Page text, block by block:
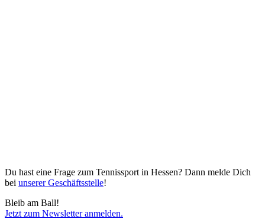
Du hast eine Frage zum Tennissport in Hessen? Dann melde Dich
bei unserer Geschäftsstelle!
Bleib am Ball!
Jetzt zum Newsletter anmelden.